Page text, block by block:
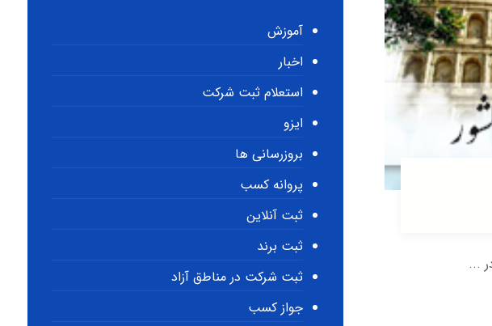
...
آموزش
اخبار
استعلام ثبت شرکت
ایزو
بروزرسانی ها
پروانه کسب
ثبت آنلاین
ثبت برند
ثبت شرکت در مناطق آزاد
جواز کسب